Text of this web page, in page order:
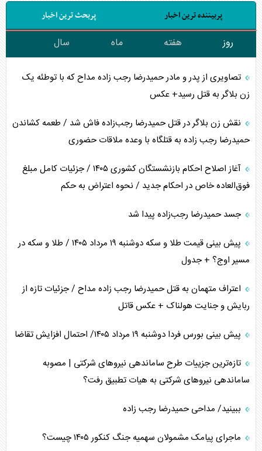
پربیننده ترین اخبار پربحث ترین اخبار
روز هفته ماه سال
تصاویری از پدر و مادر حمیدرضا رجب زاده مداح که با توطئه یک
زن بلاگر به قتل رسید+ عکس
نقش زن بلاگر در قتل حمیدرضا رجب‌زاده فاش شد / طعمه کشاندن
حمیدرضا رجب زاده به قتلگاه با وعده ملاقات حضوری
آغاز اصلاح احکام بازنشستگان کشوری ۱۴۰۵ / جزئیات کامل مبلغ
فوق‌العاده خاص در احکام جدید / نحوه اعتراض به حکم
جسد حمیدرضا رجب‌زاده پیدا شد
پیش بینی قیمت طلا و سکه دوشنبه ۱۹ مرداد ۱۴۰۵ / طلا و سکه در
مسیر اوج؟ + جدول
اعتراف متهمان به قتل حمیدرضا رجب زاده مداح / جزئیات تازه از
ربایش و جنایت هولناک + عکس قاتل
پیش بینی بورس فردا دوشنبه ۱۹ مرداد ۱۴۰۵/ احتمال افزایش تقاضا
تازه‌ترین جزییات طرح ساماندهی نیرو‌های شرکتی | مصوبه
ساماندهی نیرو‌های شرکتی به هیات تطبیق رفت؟
ببینید/ مداحی حمیدرضا رجب زاده
ماجرای پیامک مشمولان سهمیه جنگ کنکور ۱۴۰۵ چیست؟